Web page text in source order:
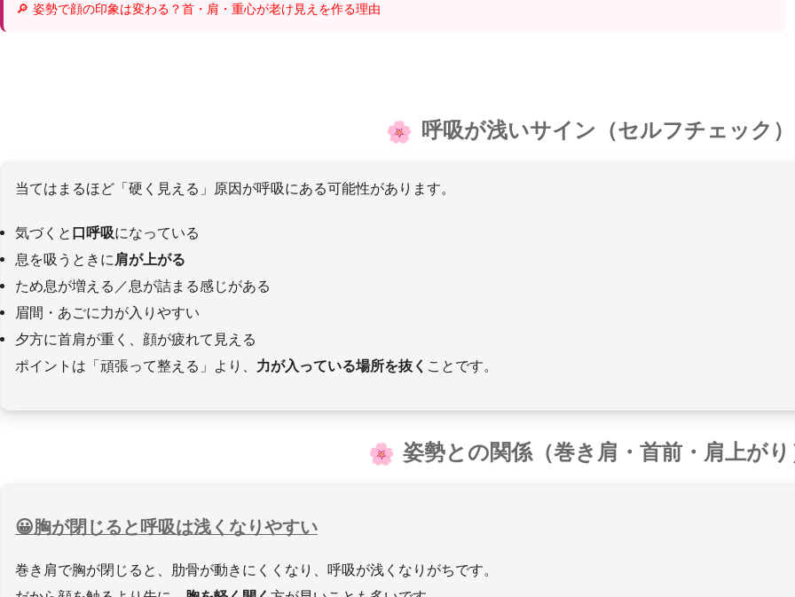
🔎 姿勢で顔の印象は変わる？首・肩・重心が老け見えを作る理由
呼吸が浅いサイン（セルフチェック）
当てはまるほど「硬く見える」原因が呼吸にある可能性があります。
気づくと 口呼吸になっている
息を吸うときに肩が上がる
ため息が増える／息が詰まる感じがある
眉間・あごに力が入りやすい
夕方に首肩が重く、顔が疲れて見える
ポイントは「頑張って整える」より、 力が入っている場所を抜く ことです。
姿勢との関係（巻き肩・首前・肩上が
胸が閉じると呼吸は浅くなりやすい
巻き肩で胸が閉じると、肋骨が動きにくくなり、呼吸が浅くなりがちです。